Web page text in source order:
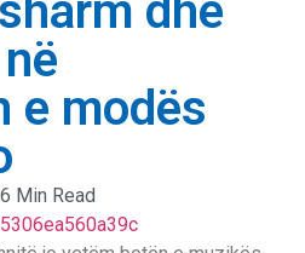
dhe
e modës
6 Min Read